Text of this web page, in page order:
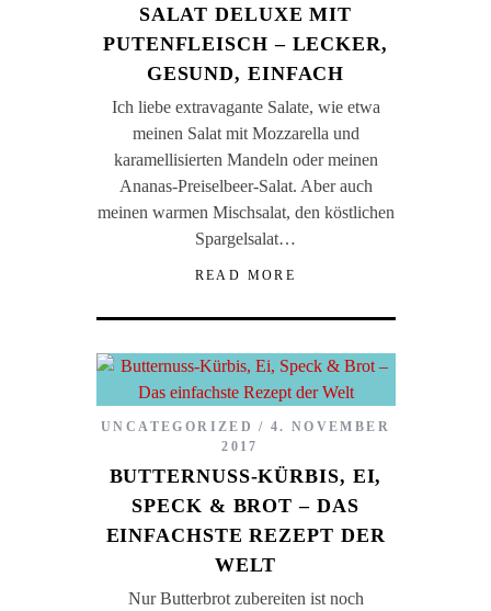
SALAT DELUXE MIT
PUTENFLEISCH – LECKER,
GESUND, EINFACH
Ich liebe extravagante Salate, wie etwa
meinen Salat mit Mozzarella und
karamellisierten Mandeln oder meinen
Ananas-Preiselbeer-Salat. Aber auch
meinen warmen Mischsalat, den köstlichen
Spargelsalat…
READ MORE
UNCATEGORIZED
4. NOVEMBER
2017
BUTTERNUSS-KÜRBIS, EI,
SPECK & BROT – DAS
EINFACHSTE REZEPT DER
WELT
Nur Butterbrot zubereiten ist noch